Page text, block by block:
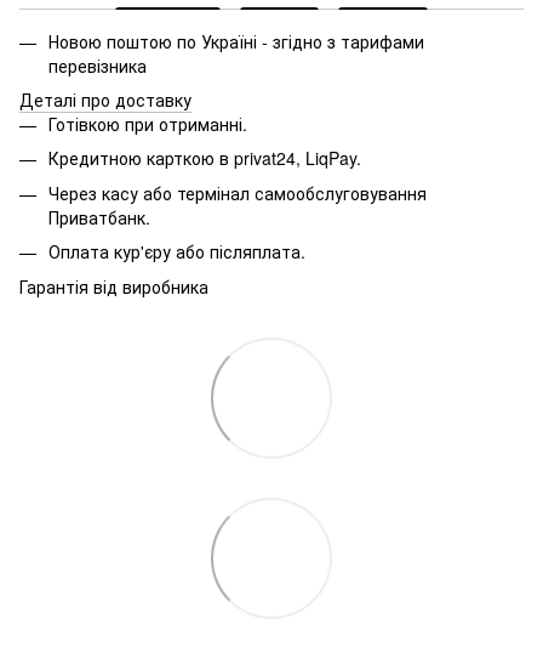
Новою поштою по Україні - згідно з тарифами
перевізника
Деталі про доставку
Готівкою при отриманні.
Кредитною карткою в privat24, LiqPay.
Через касу або термінал самообслуговування
Приватбанк.
Оплата кур'єру або післяплата.
Гарантія від виробника